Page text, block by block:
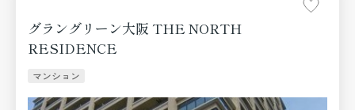
グラングリーン大阪 THE NORTH
RESIDENCE
マンション